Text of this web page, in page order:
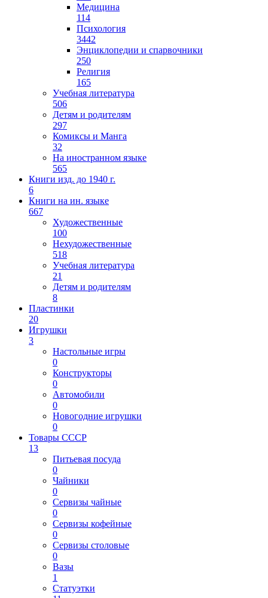
Медицина
114
Психология
3442
Энциклопедии и спарвочники
250
Религия
165
Учебная литература
506
Детям и родителям
297
Комиксы и Манга
32
На иностранном языке
565
Книги изд. до 1940 г.
6
Книги на ин. языке
667
Художественные
100
Нехудожественные
518
Учебная литература
21
Детям и родителям
8
Пластинки
20
Игрушки
3
Настольные игры
0
Конструкторы
0
Автомобили
0
Новогодние игрушки
0
Товары СССР
13
Питьевая посуда
0
Чайники
0
Сервизы чайные
0
Сервизы кофейные
0
Сервизы столовые
0
Вазы
1
Статуэтки